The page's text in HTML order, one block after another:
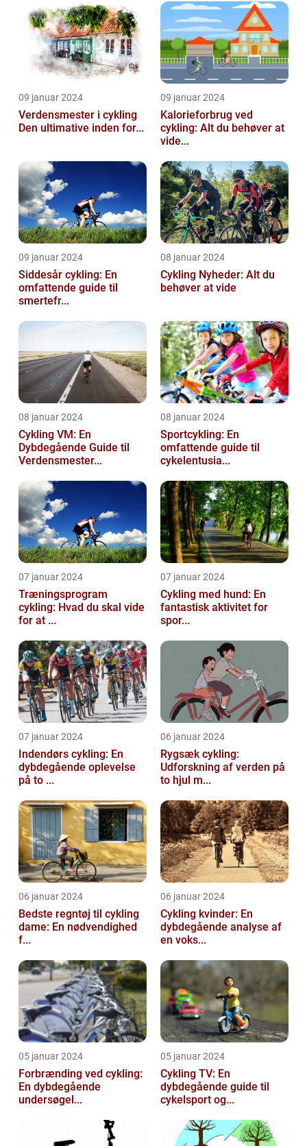
09 januar 2024
Verdensmester i cykling
Den ultimative inden for...
09 januar 2024
Kalorieforbrug ved
cykling: Alt du behøver at
vide...
09 januar 2024
Siddesår cykling: En
omfattende guide til
smertefr...
08 januar 2024
Cykling Nyheder: Alt du
behøver at vide
08 januar 2024
Cykling VM: En
Dybdegående Guide til
Verdensmester...
08 januar 2024
Sportcykling: En
omfattende guide til
cykelentusia...
07 januar 2024
Træningsprogram
cykling: Hvad du skal vide
for at ...
07 januar 2024
Cykling med hund: En
fantastisk aktivitet for
spor...
07 januar 2024
Indendørs cykling: En
dybdegående oplevelse
på to ...
06 januar 2024
Rygsæk cykling:
Udforskning af verden på
to hjul m...
06 januar 2024
Bedste regntøj til cykling
dame: En nødvendighed
f...
06 januar 2024
Cykling kvinder: En
dybdegående analyse af
en voks...
05 januar 2024
Forbrænding ved cykling:
En dybdegående
undersøgel...
05 januar 2024
Cykling TV: En
dybdegående guide til
cykelsport og...